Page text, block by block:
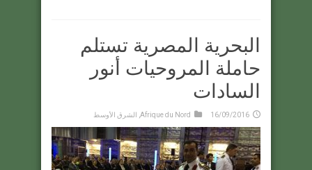
البحرية المصرية تستلم
حاملة المروحيات أنور
السادات
16/09/2016
Afrique du Nord الشرق الأوسط